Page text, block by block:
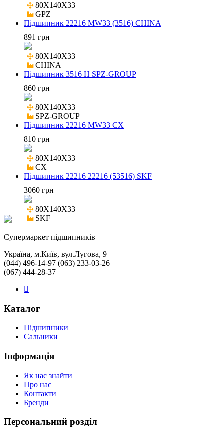
80X140X33
GPZ
Підшипник 22216 MW33 (3516) CHINA
891 грн
80X140X33
CHINA
Підшипник 3516 H SPZ-GROUP
860 грн
80X140X33
SPZ-GROUP
Підшипник 22216 MW33 CX
810 грн
80X140X33
CX
Підшипник 22216 22216 (53516) SKF
3060 грн
80X140X33
SKF
Cупермаркет підшипників
Україна, м.Київ, вул.Лугова, 9
(044) 496-14-97 (063) 233-03-26
(067) 444-28-37
Каталог
Підшипники
Сальники
Інформація
Як нас знайти
Про нас
Контакти
Бренди
Персональний розділ